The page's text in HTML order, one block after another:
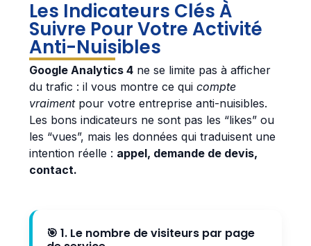
Les Indicateurs Clés À
Suivre Pour Votre Activité
Anti-Nuisibles
Google Analytics 4 ne se limite pas à afficher
du trafic : il vous montre ce qui compte
vraimentpour votre entreprise anti-nuisibles.
Les bons indicateurs ne sont pas les “likes” ou
les “vues”, mais les données qui traduisent une
intention réelle : appel, demande de devis,
contact.
🎯 1. Le nombre de visiteurs par page